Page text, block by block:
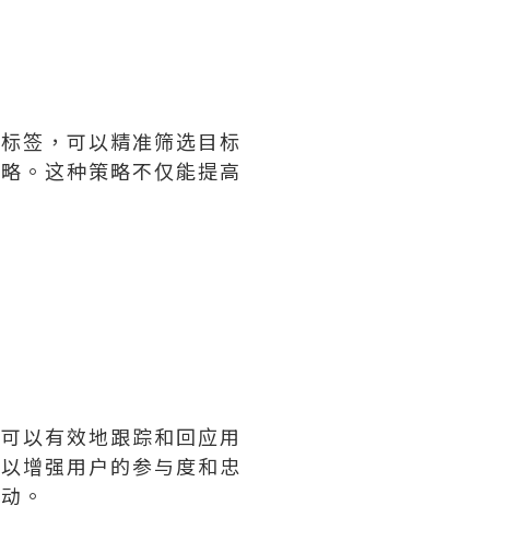
签，可以精准筛选目标
。这种策略不仅能提高
以有效地跟踪和回应用
增强用户的参与度和忠
。